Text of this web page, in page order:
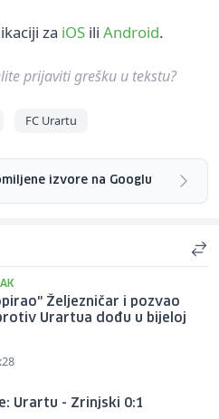
za iOS ili Android.
prijaviti grešku u tekstu?
FC Urartu
izvore na Googlu
Željezničar i pozvao
Urartua dođu u bijeloj
Urartu - Zrinjski 0:1